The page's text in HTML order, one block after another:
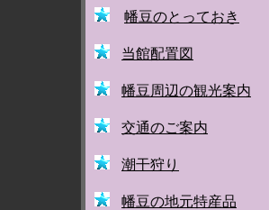
幡豆のとっておき
当館配置図
幡豆周辺の観光案内
交通のご案内
潮干狩り
幡豆の地元特産品